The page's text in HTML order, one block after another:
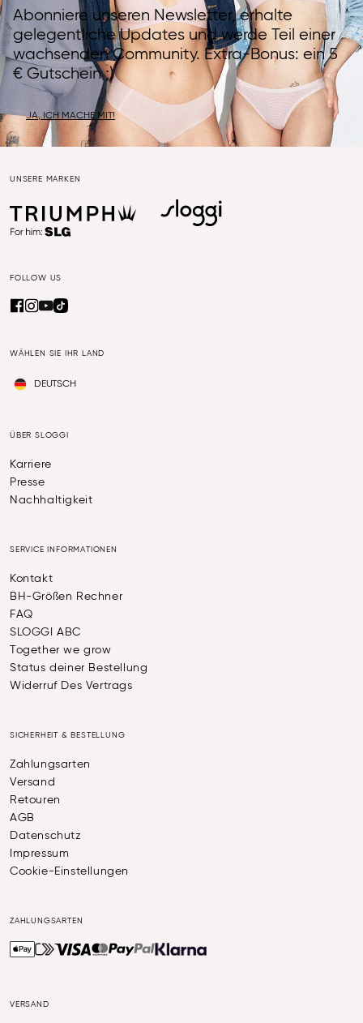
Abonniere unseren Newsletter, erhalte
gelegentliche Updates und werde Teil einer
wachsenden Community. Extra-Bonus: ein 5
€ Gutschein ;)
JA, ICH MACHE MIT!
UNSERE MARKEN
FOLLOW US
WÄHLEN SIE IHR LAND
DEUTSCH
ÜBER SLOGGI
Karriere
Presse
Nachhaltigkeit
SERVICE INFORMATIONEN
Kontakt
BH-Größen Rechner
FAQ
SLOGGI ABC
Together we grow
Status deiner Bestellung
Widerruf Des Vertrags
SICHERHEIT & BESTELLUNG
Zahlungsarten
Versand
Retouren
AGB
Datenschutz
Impressum
Cookie-Einstellungen
ZAHLUNGSARTEN
VERSAND